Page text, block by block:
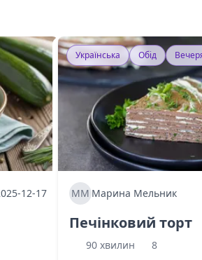
12-17
Українська Обід
МММарина Мельник
Печінковий торт
90 хвилин
8